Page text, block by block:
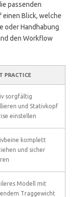
passenden
einen Blick, welche
oder Handhabung
den Workflow
PRACTICE
sorgfältig
und Stativkopf
einstellen
komplett
und sicher
Modell mit
Traggewicht